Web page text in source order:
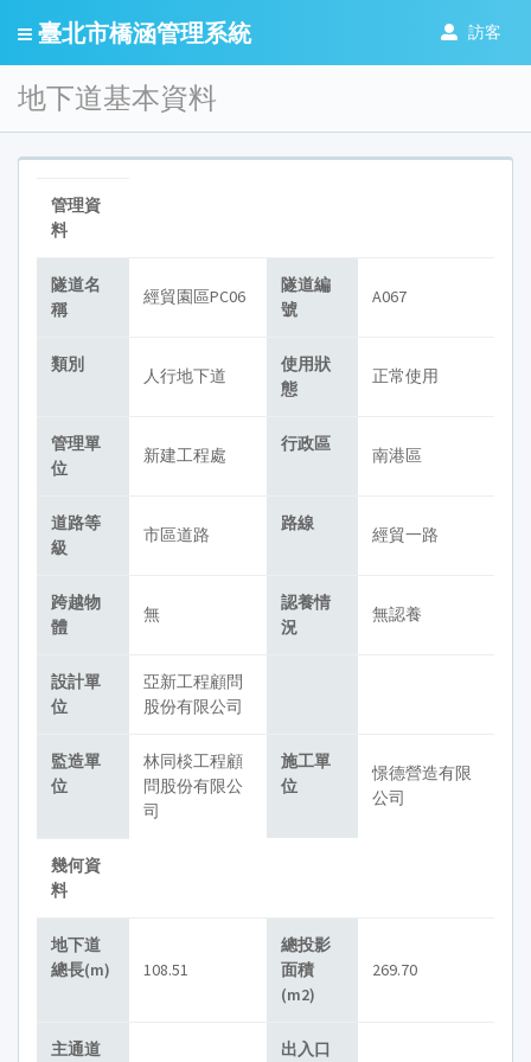
臺北市橋涵管理系統 訪客
地下道基本資料
管理資
料
隧道名
稱
經貿園區PC06
隧道編
號
A067
類別
人行地下道
使用狀
態
正常使用
管理單
位
新建工程處
行政區
南港區
道路等
級
市區道路
路線
經貿一路
跨越物
體
無
認養情
況
無認養
設計單
位
亞新工程顧問
股份有限公司
監造單
位
林同棪工程顧
問股份有限公
司
施工單
位
憬德營造有限
公司
幾何資
料
地下道
總長(m)
108.51
總投影
面積
(m2)
269.70
主通道 出入口